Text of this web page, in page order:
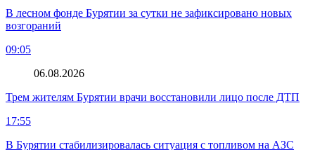
В лесном фонде Бурятии за сутки не зафиксировано новых
возгораний
09:05
06.08.2026
Трем жителям Бурятии врачи восстановили лицо после ДТП
17:55
В Бурятии стабилизировалась ситуация с топливом на АЗС